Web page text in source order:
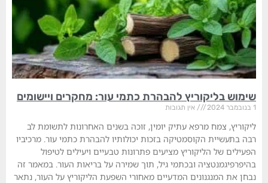
שימוש בליקוריץ להבהרת כתמי עור: מחקרים ויישומים
1 בנובמבר 2024 אין תגובות
ליקוריץ, צמח מרפא עתיק יומין, זוכה בשנים האחרונות לתשומת לב
רבה בתעשיית הקוסמטיקה בזכות יכולותיו להבהרת כתמי עור. מרכיביו
הפעילים של הליקוריץ מציעים פתרונות טבעיים ויעילים לטיפול
בהיפרפיגמנטציה ובכתמי גיל, תוך שמירה על בריאות העור. במאמר זה
נבחן את המנגנונים המדעיים מאחורי השפעת הליקוריץ על העור, נתאר